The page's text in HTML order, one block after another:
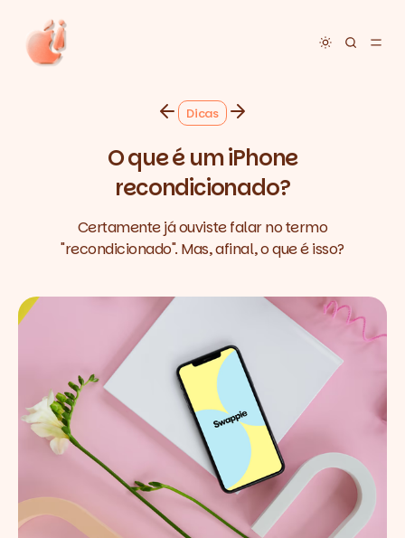
Toggle
Dicas
O que é um iPhone
recondicionado?
Certamente já ouviste falar no termo
"recondicionado". Mas, afinal, o que é isso?